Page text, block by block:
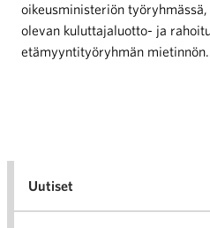
oikeusministeriön
olevan kuluttajaluotto- ja
etämyyntityöryhmän
Uutiset